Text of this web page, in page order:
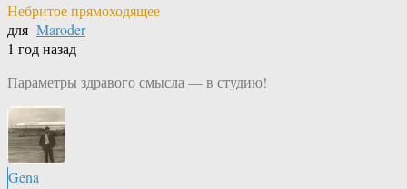
Небритое прямоходящее
для Maroder
1 год назад
Параметры здравого смысла — в студию!
Gena